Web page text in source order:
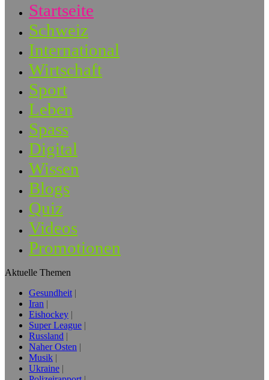
Startseite
Schweiz
International
Wirtschaft
Sport
Leben
Spass
Digital
Wissen
Blogs
Quiz
Videos
Promotionen
Aktuelle Themen
Gesundheit
Iran
Eishockey
Super League
Russland
Naher Osten
Musik
Ukraine